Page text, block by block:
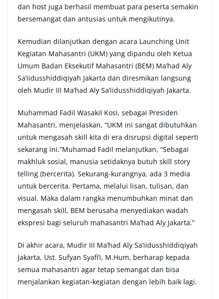
dan host juga berhasil membuat para peserta semakin
bersemangat dan antusias untuk mengikutinya.
Kemudian dilanjutkan dengan acara Launching Unit
Kegiatan Mahasantri (UKM) yang dipandu oleh Ketua
Umum Badan Eksekutif Mahasantri (BEM) Ma’had Aly
Sa’iidusshiddiqiyah Jakarta dan diresmikan langsung
oleh Mudir III Ma’had Aly Sa’iidusshiddiqiyah Jakarta.
Muhammad Fadil Wasakil Kosi, sebagai Presiden
Mahasantri, menjelaskan, “UKM ini sangat dibutuhkan
untuk mengasah skill kita di era disrupsi digital seperti
sekarang ini.”Muhamad Fadil melanjutkan, “Sebagai
makhluk sosial, manusia setidaknya butuh skill story
telling (bercerita). Sekurang-kurangnya, ada 3 media
untuk bercerita. Pertama, melalui lisan, tulisan, dan
visual. Maka dalam rangka menumbuhkan minat dan
mengasah skill, BEM berusaha menyediakan wadah
ekspresi bagi seluruh mahasantri Ma’had Aly Jakarta.”
Di akhir acara, Mudir III Ma’had Aly Sa’iidusshiddiqiyah
Jakarta, Ust. Sufyan Syafi’i, M.Hum, berharap kepada
semua mahasantri agar tetap semangat dan bisa
menjalankan kegiatan-kegiatan dengan lebih baik lagi.